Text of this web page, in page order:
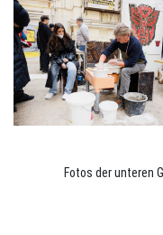
Fotos der unteren